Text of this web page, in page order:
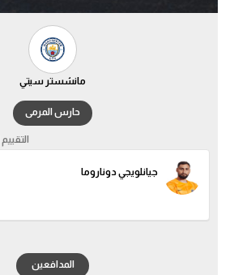
دوري أبطال أوروبا
مانشستر سيتي
حارس المرمى
جيانلويجي دوناروما
المدافعين